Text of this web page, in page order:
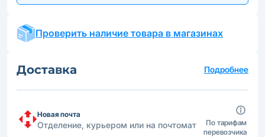
Проверить наличие товара в магазинах
Доставка Подробнее
Новая почта
Отделение, курьером или на почтомат
По тарифам
перевозчика